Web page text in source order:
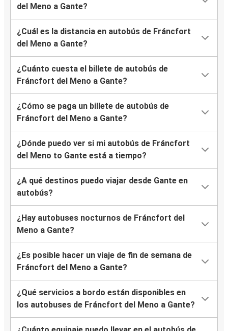
del Meno a Gante?
¿Cuál es la distancia en autobús de Fráncfort
del Meno a Gante?
¿Cuánto cuesta el billete de autobús de
Fráncfort del Meno a Gante?
¿Cómo se paga un billete de autobús de
Fráncfort del Meno a Gante?
¿Dónde puedo ver si mi autobús de Fráncfort
del Meno to Gante está a tiempo?
¿A qué destinos puedo viajar desde Gante en
autobús?
¿Hay autobuses nocturnos de Fráncfort del
Meno a Gante?
¿Es posible hacer un viaje de fin de semana de
Fráncfort del Meno a Gante?
¿Qué servicios a bordo están disponibles en
los autobuses de Fráncfort del Meno a Gante?